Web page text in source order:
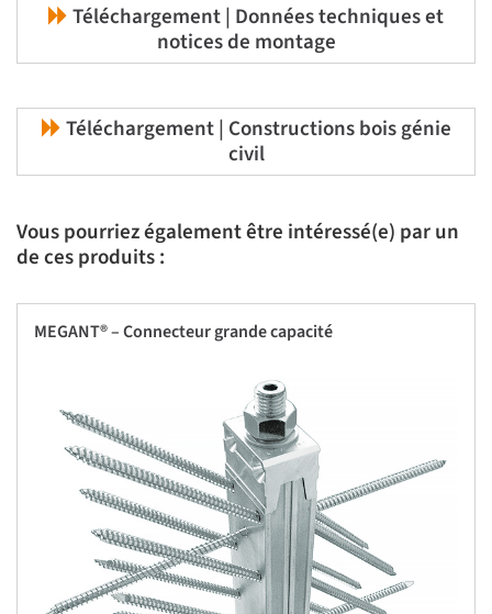
Téléchargement | Données techniques et
notices de montage
Téléchargement | Constructions bois génie
civil
Vous pourriez également être intéressé(e) par un
de ces produits :
MEGANT® – Connecteur grande capacité